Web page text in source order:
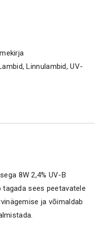
,Linnulambid,UV-
8W 2,4% UV-B
sees peetavatele
ja võimaldab